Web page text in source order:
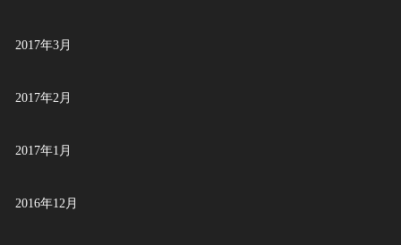
2017年3月
2017年2月
2017年1月
2016年12月